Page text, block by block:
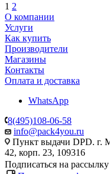
1 2
О компании
Услуги
Как купить
Производители
Магазины
Контакты
Оплата и доставка
WhatsApp
8(495)108-06-58
info@pack4you.ru
Пункт выдачи DPD. г.
42, корп. 23, 109316
Подписаться на рассылку